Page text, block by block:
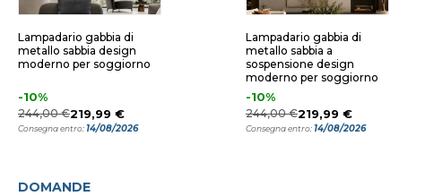
Lampadario gabbia di
metallo sabbia design
moderno per soggiorno
-10%
244,00 €219,99 €
Consegna entro:14/08/2026
Lampadario gabbia di
metallo sabbia a
sospensione design
moderno per soggiorno
-10%
244,00 €219,99 €
Consegna entro:14/08/2026
DOMANDE